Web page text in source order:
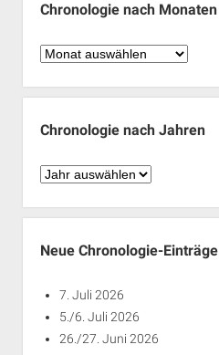
Chronologie nach Monaten
Chronologie
Monaten
Chronologie nach Jahren
Chronologie
Jahren
Neue Chronologie-Einträge
7. Juli 2026
5./6. Juli 2026
26./27. Juni 2026